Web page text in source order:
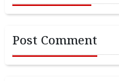
Post Comment